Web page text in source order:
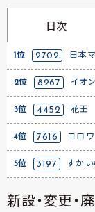
日次
1位 2702 日本
2位 8267 イオン
3位 4452 花王
4位 7616 コロワ
5位 3197 すかい
新設・変更・